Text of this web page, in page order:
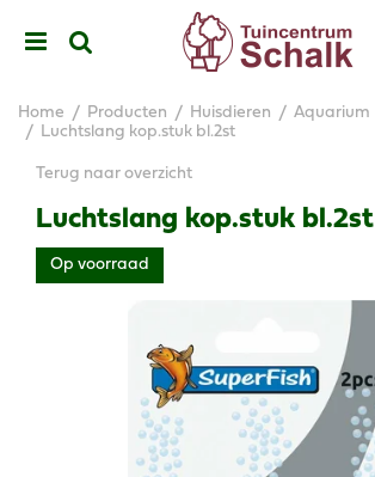
Home Producten Huisdieren
Aquarium
Luchtslang kop.stuk bl.2st
Terug naar overzicht
Luchtslang kop.stuk bl.2st
Op voorraad